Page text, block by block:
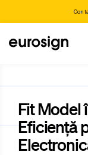
Fit Model
Eficiență